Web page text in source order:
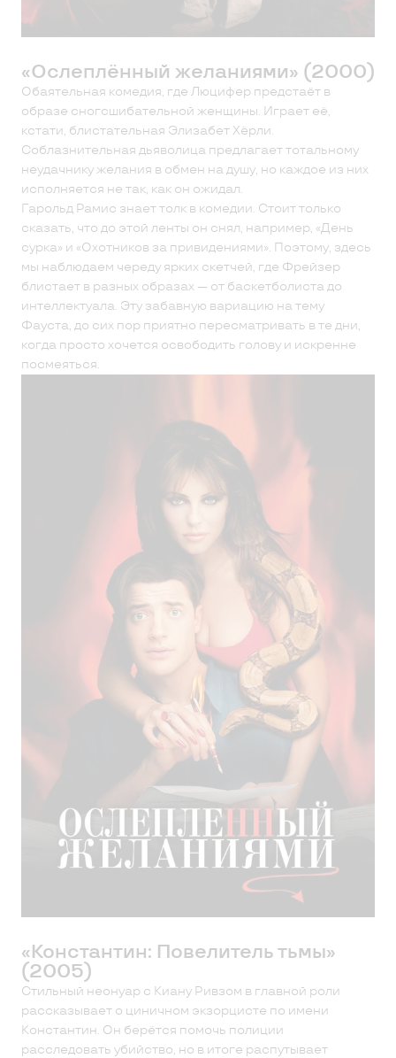
«Ослеплённый желаниями» (2000)
Обаятельная комедия, где Люцифер предстаёт в
образе сногсшибательной женщины. Играет её,
кстати, блистательная Элизабет Хёрли.
Соблазнительная дьяволица предлагает тотальному
неудачнику желания в обмен на душу, но каждое из них
исполняется не так, как он ожидал.
Гарольд Рамис знает толк в комедии. Стоит только
сказать, что до этой ленты он снял, например, «День
сурка» и «Охотников за привидениями». Поэтому, здесь
мы наблюдаем череду ярких скетчей, где Фрейзер
блистает в разных образах — от баскетболиста до
интеллектуала. Эту забавную вариацию на тему
Фауста, до сих пор приятно пересматривать в те дни,
когда просто хочется освободить голову и искренне
посмеяться.
«Константин: Повелитель тьмы»
(2005)
Стильный неонуар с Киану Ривзом в главной роли
рассказывает о циничном экзорцисте по имени
Константин. Он берётся помочь полиции
расследовать убийство, но в итоге распутывает